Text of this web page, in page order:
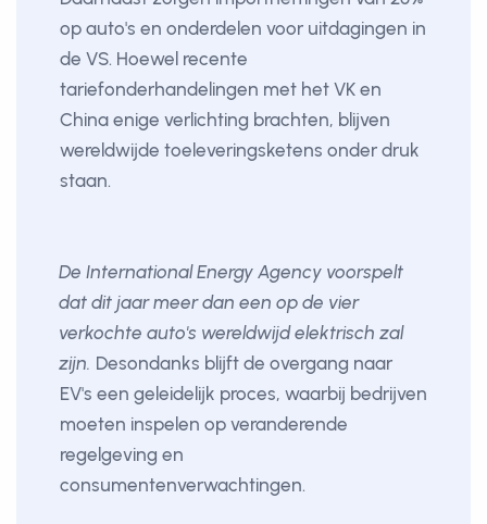
op auto's en onderdelen voor uitdagingen in
de VS. Hoewel recente
tariefonderhandelingen met het VK en
China enige verlichting brachten, blijven
wereldwijde toeleveringsketens onder druk
staan.
De International Energy Agency voorspelt
dat dit jaar meer dan een op de vier
verkochte auto's wereldwijd elektrisch zal
zijn. Desondanks blijft de overgang naar
EV's een geleidelijk proces, waarbij bedrijven
moeten inspelen op veranderende
regelgeving en
consumentenverwachtingen.